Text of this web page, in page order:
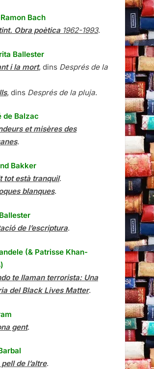
Bach
Obra poètica1962-1993.
Ballester
i la mort, dins Després de la
, dins Després de la pluja.
de Balzac
et misères des
.
Bakker
tot està tranquil.
blanques.
de l’escriptura.
(& Patrisse Khan-
te llaman terrorista: Una
del Black Lives Matter.
gent.
pell de l’altre.